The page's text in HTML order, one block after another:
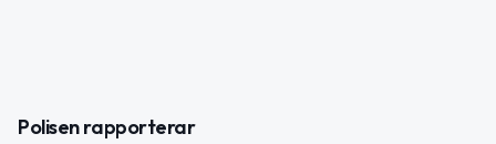
Polisen rapporterar